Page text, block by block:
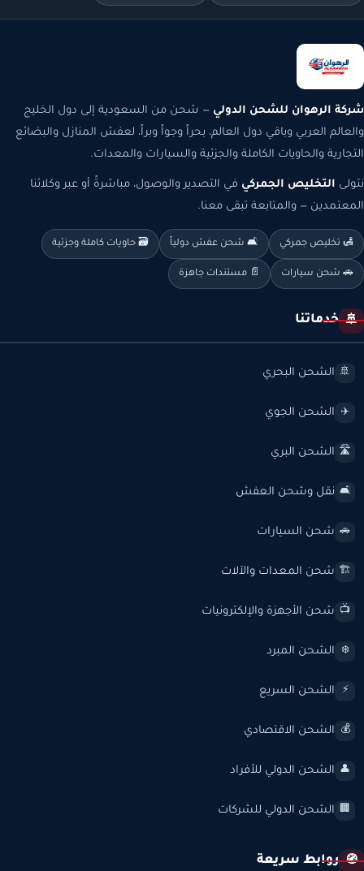
شركة الرهوان للشحن الدولي — شحن من السعودية إلى دول الخليج
والعالم العربي وباقي دول العالم، بحراً وجواً وبراً، لعفش المنازل والبضائع
التجارية والحاويات الكاملة والجزئية والسيارات والمعدات.
نتولى التخليص الجمركي في التصدير والوصول، مباشرةً أو عبر وكلائنا
المعتمدين — والمتابعة تبقى معنا.
🛃 تخليص جمركي 🛋️ شحن عفش دولياً 🗃️ حاويات كاملة وجزئية
🚗 شحن سيارات 📄 مستندات جاهزة
🚢 خدماتنا
🚢 الشحن البحري
✈️ الشحن الجوي
🛣️ الشحن البري
🛋️ نقل وشحن العفش
🚗 شحن السيارات
🏗️ شحن المعدات والآلات
📺 شحن الأجهزة والإلكترونيات
❄️ الشحن المبرد
⚡ الشحن السريع
💰 الشحن الاقتصادي
👤 الشحن الدولي للأفراد
🏢 الشحن الدولي للشركات
🧭 روابط سريعة